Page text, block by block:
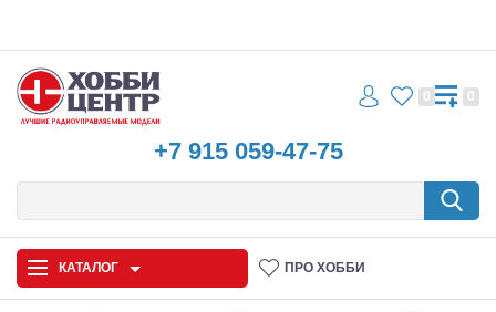
+7 915 059-47-75
0 0
КАТАЛОГ ПРО ХОББИ